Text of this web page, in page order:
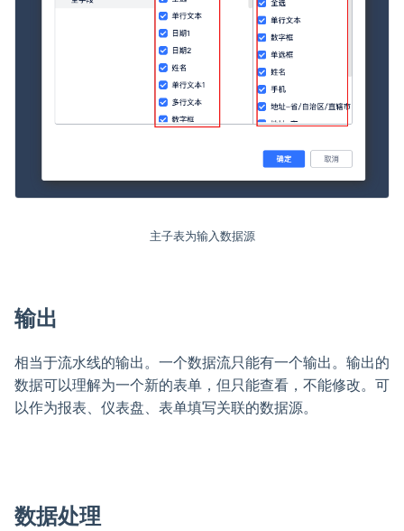
主子表为输入数据源
输出
相当于流水线的输出。一个数据流只能有一个输出。输出的
数据可以理解为一个新的表单，但只能查看，不能修改。可
以作为报表、仪表盘、表单填写关联的数据源。
数据处理